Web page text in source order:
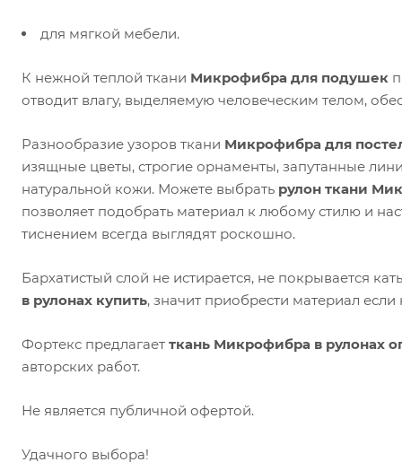
для мягкой мебели.
К нежной теплой ткани Микрофибра для подушек
отводит влагу, выделяемую человеческим телом,
Разнообразие узоров ткани Микрофибра для
изящные цветы, строгие орнаменты, запутанные
натуральной кожи. Можете выбрать рулон ткани
позволяет подобрать материал к любому стилю и
тиснением всегда выглядят роскошно.
Бархатистый слой не истирается, не покрывается
в рулонах купить, значит приобрести материал если
Фортекс предлагает ткань Микрофибра в рулонах
авторских работ.
Не является публичной офертой.
Удачного выбора!